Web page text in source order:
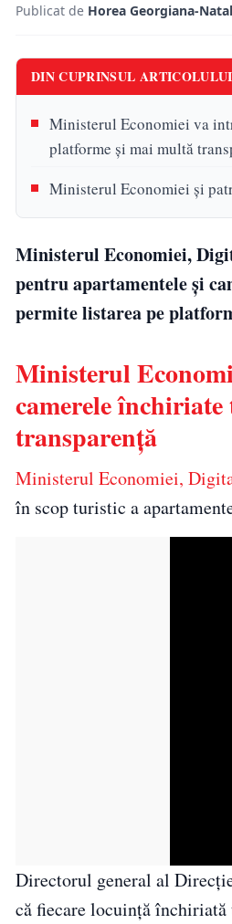
Publicat de Horea Georgiana-
DIN CUPRINSUL ARTICOLULUI
Ministerul Economiei va
platforme și mai multă
Ministerul Economiei și
Ministerul Economiei,
pentru apartamentele și
permite listarea pe
Ministerul
camerele
transparență
Ministerul Economiei,
în scop turistic a
Directorul general al
că fiecare locuință